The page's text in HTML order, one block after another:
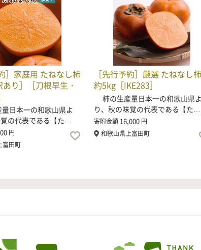
］家庭用 たねなし柿
り］［刀根早生・
日本一の和歌山県よ
の代表である【た…
円
富田町
［先行予約］厳選 たねなし柿
約5kg［IKE283］
柿の生産量日本一の和歌山県
り、秋の味覚の代表である【た…
寄附金額 16,000 円
和歌山県上富田町